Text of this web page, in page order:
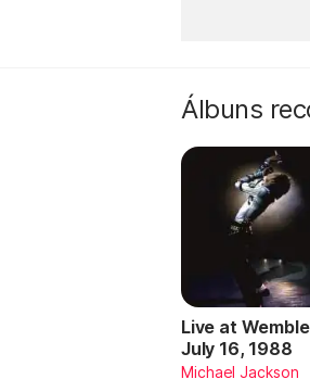
Álbuns
Live at
July 16, 1988
Michael Jackson